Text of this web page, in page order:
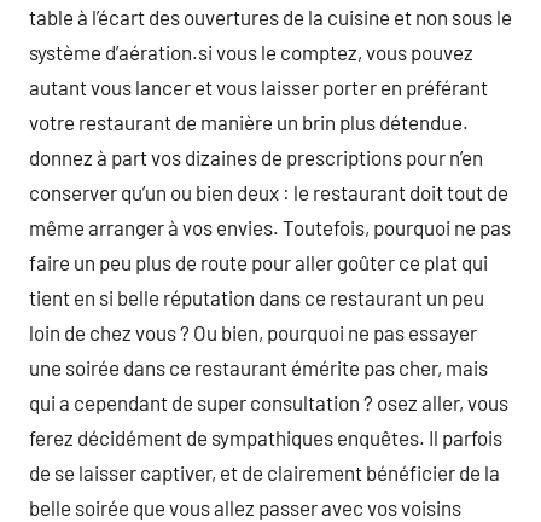
table à l’écart des ouvertures de la cuisine et non sous le
système d’aération.si vous le comptez, vous pouvez
autant vous lancer et vous laisser porter en préférant
votre restaurant de manière un brin plus détendue.
donnez à part vos dizaines de prescriptions pour n’en
conserver qu’un ou bien deux : le restaurant doit tout de
même arranger à vos envies. Toutefois, pourquoi ne pas
faire un peu plus de route pour aller goûter ce plat qui
tient en si belle réputation dans ce restaurant un peu
loin de chez vous ? Ou bien, pourquoi ne pas essayer
une soirée dans ce restaurant émérite pas cher, mais
qui a cependant de super consultation ? osez aller, vous
ferez décidément de sympathiques enquêtes. Il parfois
de se laisser captiver, et de clairement bénéficier de la
belle soirée que vous allez passer avec vos voisins